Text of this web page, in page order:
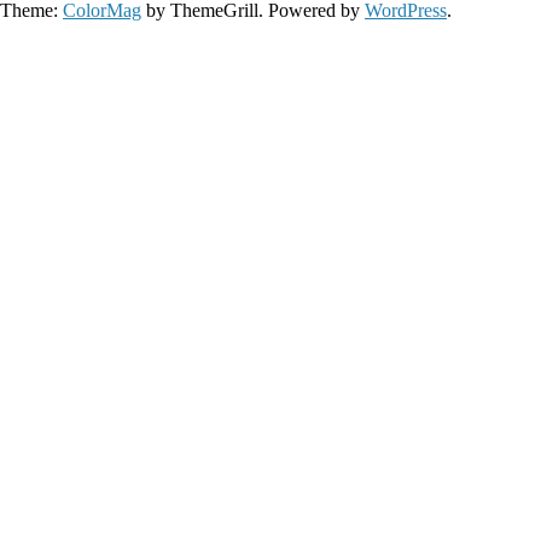
Theme: ColorMag by ThemeGrill. Powered by WordPress.